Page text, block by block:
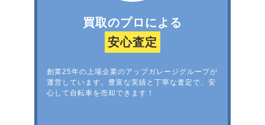
買取のプロによる
安心査定
創業25年の上場企業のアップガレージグループが
運営しています。豊富な実績と丁寧な査定で、安
心して自転車を売却できます！